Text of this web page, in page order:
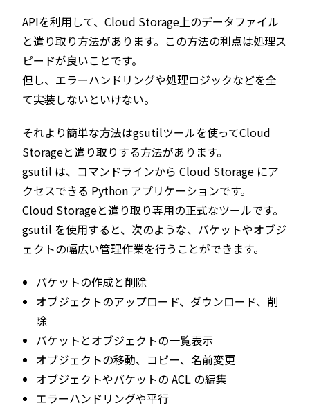
APIを利用して、Cloud Storage上のデータファイル
と遣り取り方法があります。この方法の利点は処理ス
ピードが良いことです。
但し、エラーハンドリングや処理ロジックなどを全
て実装しないといけない。
それより簡単な方法はgsutilツールを使ってCloud
Storageと遣り取りする方法があります。
gsutil は、コマンドラインから Cloud Storage にア
クセスできる Python アプリケーションです。
Cloud Storageと遣り取り専用の正式なツールです。
gsutil を使用すると、次のような、バケットやオブジ
ェクトの幅広い管理作業を行うことができます。
バケットの作成と削除
オブジェクトのアップロード、ダウンロード、削
除
バケットとオブジェクトの一覧表示
オブジェクトの移動、コピー、名前変更
オブジェクトやバケットの ACL の編集
エラーハンドリングや平行